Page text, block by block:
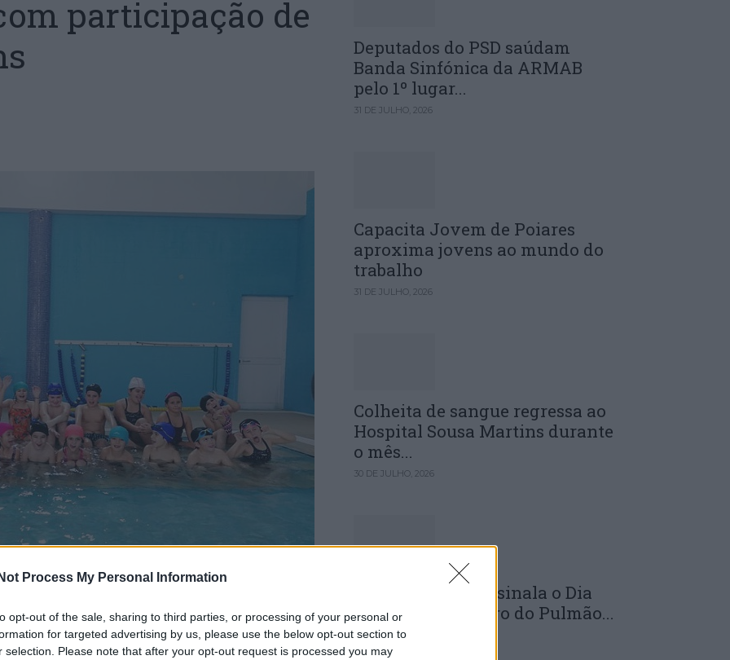
Process My Personal Information
opt-out of the sale, sharing to third parties, or processing of your personal or
for targeted advertising by us, please use the below opt-out section to
selection. Please note that after your opt-out request is processed you may
participação de
jovens durante o período de pausas letivas
Deputados do PSD saúdam
Banda Sinfónica da ARMAB
pelo 1º lugar...
31 DE JULHO, 2026
Capacita Jovem de Poiares
aproxima jovens ao mundo do
trabalho
31 DE JULHO, 2026
Colheita de sangue regressa ao
Hospital Sousa Martins durante
o mês...
30 DE JULHO, 2026
ULS da Guarda assinala o Dia
Mundial do Cancro do Pulmão...
30 DE JULHO, 2026